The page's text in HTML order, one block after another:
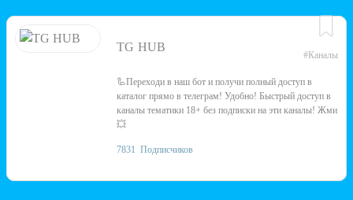
TG HUB
#Каналы
🦾Переходи в наш бот и получи полный доступ в
каталог прямо в телеграм! Удобно! Быстрый доступ в
каналы тематики 18+ без подписки на эти каналы! Жми
💥
7831 Подписчиков